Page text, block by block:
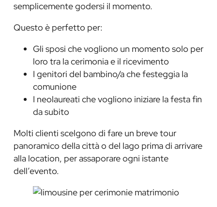
semplicemente godersi il momento.
Questo è perfetto per:
Gli sposi che vogliono un momento solo per
loro tra la cerimonia e il ricevimento
I genitori del bambino/a che festeggia la
comunione
I neolaureati che vogliono iniziare la festa fin
da subito
Molti clienti scelgono di fare un breve tour
panoramico della città o del lago prima di arrivare
alla location, per assaporare ogni istante
dell’evento.